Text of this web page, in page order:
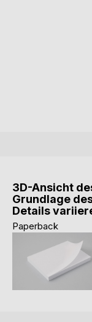
3D-Ansicht
Grundlage
Details
Paperback